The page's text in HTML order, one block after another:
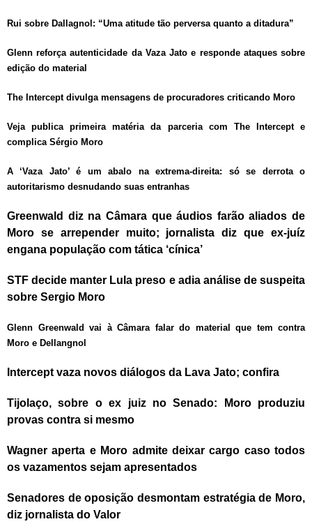
Rui sobre Dallagnol: “Uma atitude tão perversa quanto a ditadura”
Glenn reforça autenticidade da Vaza Jato e responde ataques sobre
edição do material
The Intercept divulga mensagens de procuradores criticando Moro
Veja publica primeira matéria da parceria com The Intercept e
complica Sérgio Moro
A ‘Vaza Jato’ é um abalo na extrema-direita: só se derrota o
autoritarismo desnudando suas entranhas
Greenwald diz na Câmara que áudios farão aliados de
Moro se arrepender muito; jornalista diz que ex-juíz
engana população com tática ‘cínica’
STF decide manter Lula preso e adia análise de suspeita
sobre Sergio Moro
Glenn Greenwald vai à Câmara falar do material que tem contra
Moro e Dellangnol
Intercept vaza novos diálogos da Lava Jato; confira
Tijolaço, sobre o ex juiz no Senado: Moro produziu
provas contra si mesmo
Wagner aperta e Moro admite deixar cargo caso todos
os vazamentos sejam apresentados
Senadores de oposição desmontam estratégia de Moro,
diz jornalista do Valor